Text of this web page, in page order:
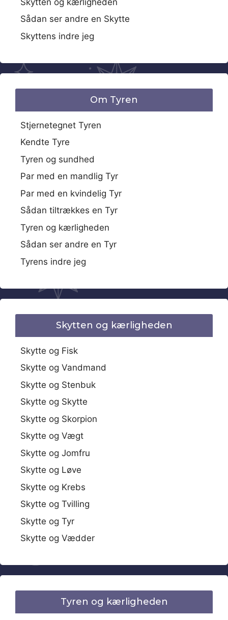
Sådan ser andre en Skytte
Skyttens indre jeg
Om Tyren
Stjernetegnet Tyren
Kendte Tyre
Tyren og sundhed
Par med en mandlig Tyr
Par med en kvindelig Tyr
Sådan tiltrækkes en Tyr
Tyren og kærligheden
Sådan ser andre en Tyr
Tyrens indre jeg
Skytten og kærligheden
Skytte og Fisk
Skytte og Vandmand
Skytte og Stenbuk
Skytte og Skytte
Skytte og Skorpion
Skytte og Vægt
Skytte og Jomfru
Skytte og Løve
Skytte og Krebs
Skytte og Tvilling
Skytte og Tyr
Skytte og Vædder
Tyren og kærligheden